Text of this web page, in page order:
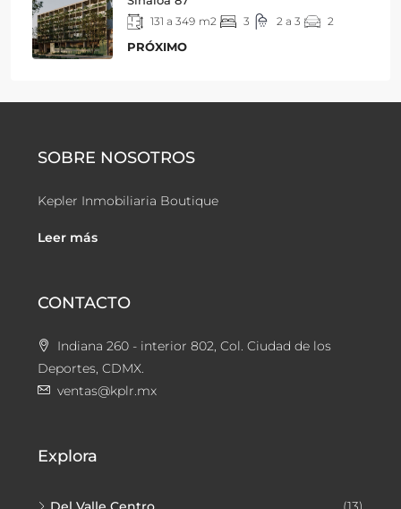
131 a 349 m2 3 2 a 3 2
PRÓXIMO
SOBRE NOSOTROS
Kepler Inmobiliaria Boutique
Leer más
CONTACTO
Indiana 260 - interior 802, Col. Ciudad de los
Deportes, CDMX.
ventas@kplr.mx
Explora